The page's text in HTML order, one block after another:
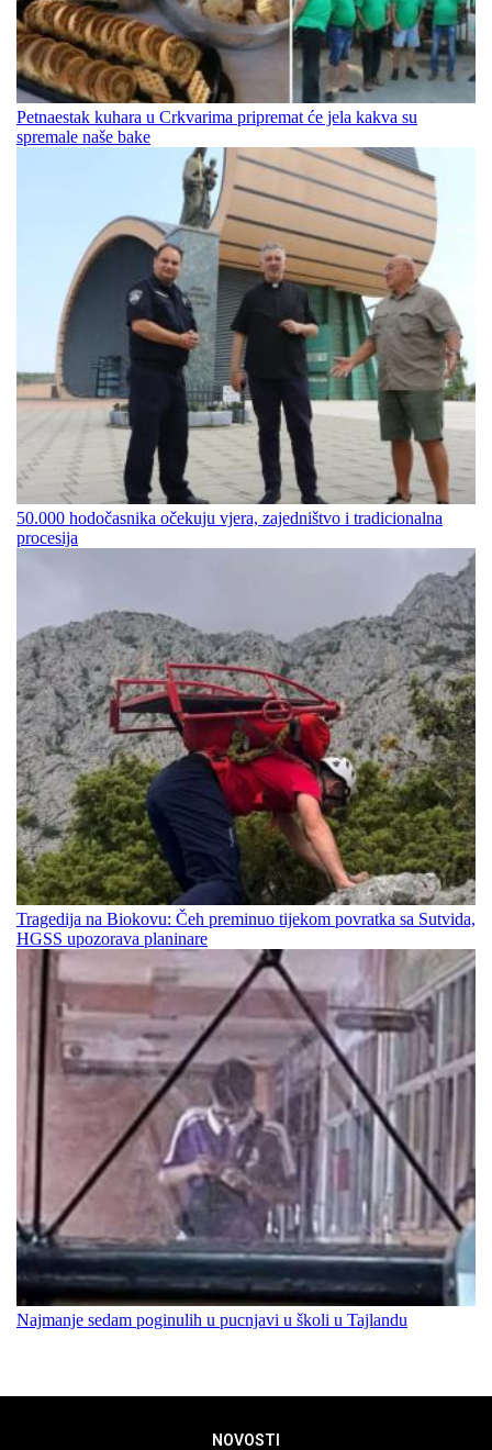
Petnaestak kuhara u Crkvarima pripremat će jela kakva su
spremale naše bake
50.000 hodočasnika očekuju vjera, zajedništvo i tradicionalna
procesija
Tragedija na Biokovu: Čeh preminuo tijekom povratka sa Sutvida,
HGSS upozorava planinare
Najmanje sedam poginulih u pucnjavi u školi u Tajlandu
NOVOSTI